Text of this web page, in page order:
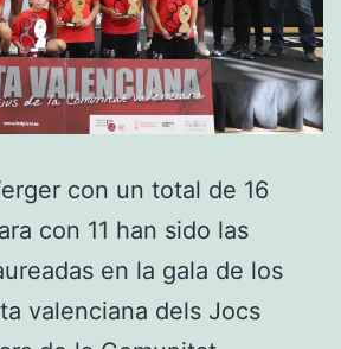
con un total de 16
con 11 han sido las
en la gala de los
valenciana dels Jocs